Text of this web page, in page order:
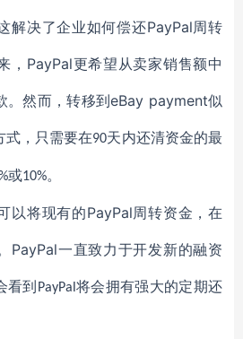
解决了企业如何偿还PayPal周转
， PayPal更希望 从卖家销售额中
。然而，转移到eBay payment似
式，只需要在90天内还清资金的最
或10%。
以将现有的PayPal周转资金 ，在
PayPal一直致力于开发新的融资
看到 PayPal 将会拥有强大的定期还